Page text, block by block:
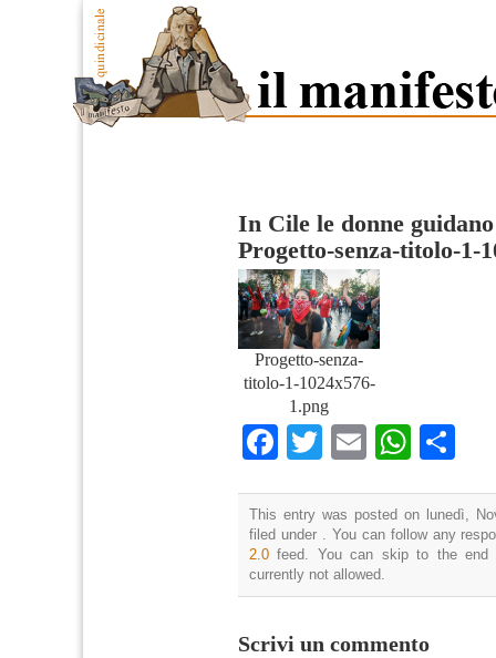
In Cile le donne
Progetto-senza-titolo-1-
Progetto-senza-
titolo-1-1024x576-
1.png
Facebook
TwitterEmail
This entry was posted on lunedì,
filed under . You can follow any
2.0 feed. You can skip to the end
currently not allowed.
Scrivi un commento